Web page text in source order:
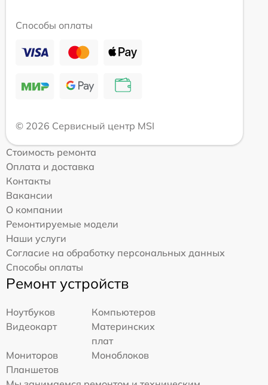
Способы оплаты
© 2026 Сервисный центр MSI
Стоимость ремонта
Оплата и доставка
Контакты
Вакансии
О компании
Ремонтируемые модели
Наши услуги
Согласие на обработку персональных данных
Способы оплаты
Ремонт устройств
Ноутбуков
Компьютеров
Видеокарт
Материнских
плат
Мониторов
Моноблоков
Планшетов